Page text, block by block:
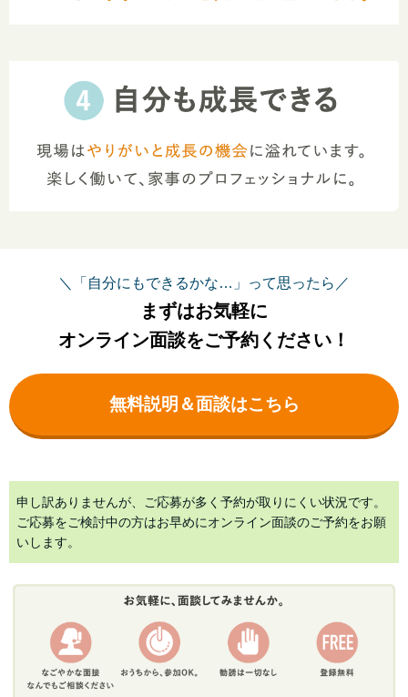
＼「自分にもできるかな…」って思ったら／
まずはお気軽に
オンライン面談をご予約ください！
無料説明＆面談はこちら
申し訳ありませんが、ご応募が多く予約が取りにくい状況です。
ご応募をご検討中の方はお早めにオンライン面談のご予約をお願
いします。